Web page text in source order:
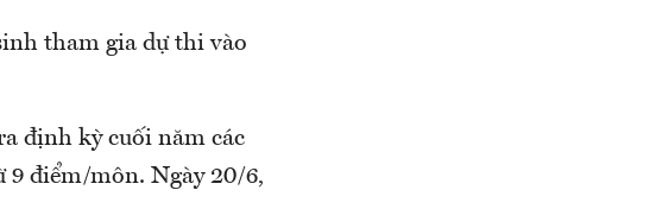
tham gia dự thi vào
định kỳ cuối năm các
9 điểm/môn. Ngày 20/6,